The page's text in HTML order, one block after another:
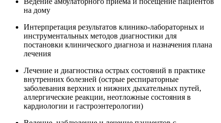
на дому
Интерпретация результатов клинико-лабораторных и
инструментальных методов диагностики для
постановки клинического диагноза и назначения плана
лечения
Лечение и диагностика острых состояний в практике
внутренних болезней (острые респираторные
заболевания верхних и нижних дыхательных путей,
аллергические реакции, неотложные состояния в
кардиологии и гастроэнтерологии)